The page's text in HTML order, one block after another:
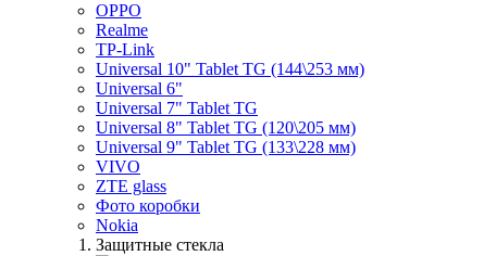
OPPO
Realme
TP-Link
Universal 10" Tablet TG (144\253 мм)
Universal 6"
Universal 7" Tablet TG
Universal 8" Tablet TG (120\205 мм)
Universal 9" Tablet TG (133\228 мм)
VIVO
ZTE glass
Фото коробки
Nokia
Защитные стекла